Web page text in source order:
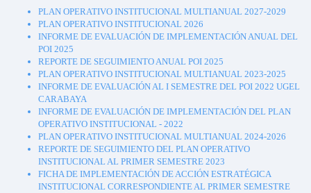
PLAN OPERATIVO INSTITUCIONAL MULTIANUAL 2027-2029
PLAN OPERATIVO INSTITUCIONAL 2026
INFORME DE EVALUACIÓN DE IMPLEMENTACIÓN ANUAL DEL
POI 2025
REPORTE DE SEGUIMIENTO ANUAL POI 2025
PLAN OPERATIVO INSTITUCIONAL MULTIANUAL 2023-2025
INFORME DE EVALUACIÓN AL I SEMESTRE DEL POI 2022 UGEL
CARABAYA
INFORME DE EVALUACIÓN DE IMPLEMENTACIÓN DEL PLAN
OPERATIVO INSTITUCIONAL - 2022
PLAN OPERATIVO INSTITUCIONAL MULTIANUAL 2024-2026
REPORTE DE SEGUIMIENTO DEL PLAN OPERATIVO
INSTITUCIONAL AL PRIMER SEMESTRE 2023
FICHA DE IMPLEMENTACIÓN DE ACCIÓN ESTRATÉGICA
INSTITUCIONAL CORRESPONDIENTE AL PRIMER SEMESTRE